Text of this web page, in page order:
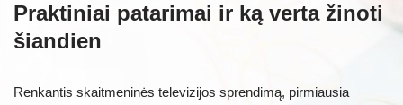
Praktiniai patarimai ir ką verta žinoti
šiandien
Renkantis skaitmeninės televizijos sprendimą, pirmiausia